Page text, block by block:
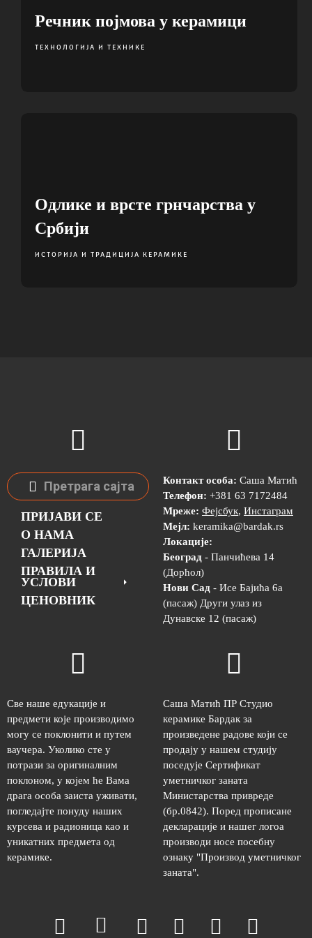
Речник појмова у керамици
ТЕХНОЛОГИЈА И ТЕХНИКЕ
Одлике и врсте грнчарства у
Србији
ИСТОРИЈА И ТРАДИЦИЈА КЕРАМИКЕ
ПРИЈАВИ СЕ
О НАМА
ГАЛЕРИЈА
ПРАВИЛА И
УСЛОВИ
ЦЕНОВНИК
Контакт особа: Саша Матић
Телефон: +381 63 7172484
Мреже: Фејсбук, Инстаграм
Мејл: keramika@bardak.rs
Локације:
Београд - Панчићева 14
(Дорћол)
Нови Сад - Исе Бајића 6а
(пасаж) Други улаз из
Дунавске 12 (пасаж)
Све наше едукације и
предмети које производимо
могу се поклонити и путем
ваучера. Уколико сте у
потрази за оригиналним
поклоном, у којем ће Вама
драга особа заиста уживати,
погледајте понуду наших
курсева и радионица као и
уникатних предмета од
керамике.
Саша Матић ПР Студио
керамике Бардак за
произведене радове који се
продају у нашем студију
поседује Сертификат
уметничког заната
Министарства привреде
(бр.0842). Поред прописане
декларације и нашег логоа
производи носе посебну
ознаку "Производ уметничког
заната".